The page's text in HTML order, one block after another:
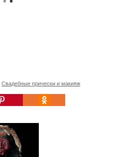
Свадебные прически и макияж